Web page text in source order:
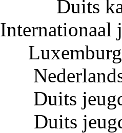
Duits
Internationaal
Duits
Duits